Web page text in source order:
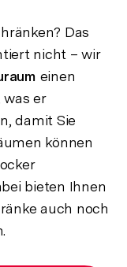
Das
nicht – wir
einen
er
damit Sie
können
bieten Ihnen
auch noch